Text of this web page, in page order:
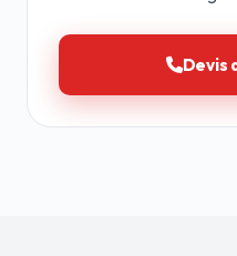
Devis